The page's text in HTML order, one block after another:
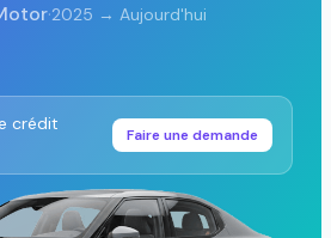
·2025 → Aujourd'hui
crédit
Faire une demande